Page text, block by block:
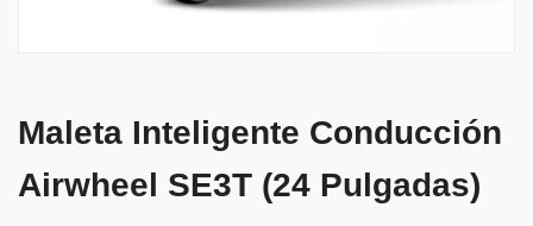
Maleta Inteligente Conducción
Airwheel SE3T (24 Pulgadas)